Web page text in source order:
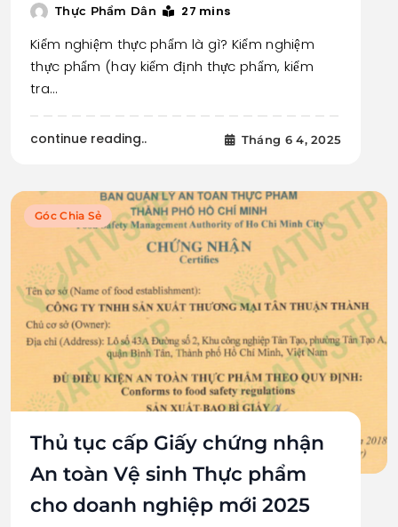
Thực Phẩm Dân 27 mins
Kiểm nghiệm thực phẩm là gì? Kiểm nghiệm
thực phẩm (hay kiểm định thực phẩm, kiểm
tra…
continue reading.. Tháng 6 4, 2025
Góc Chia Sẻ
Thủ tục cấp Giấy chứng nhận
An toàn Vệ sinh Thực phẩm
cho doanh nghiệp mới 2025